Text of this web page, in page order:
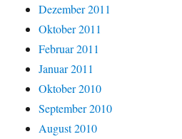
Dezember 2011
Oktober 2011
Februar 2011
Januar 2011
Oktober 2010
September 2010
August 2010